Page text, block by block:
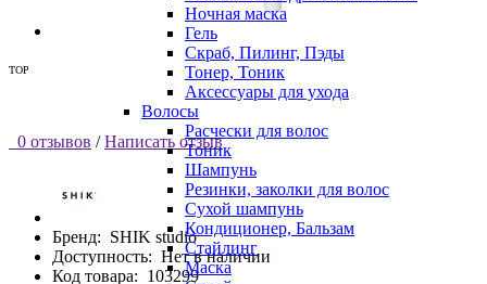
Ночная маска
Гель
Скраб, Пилинг, Пэды
Тонер, Тоник
Аксессуары для ухода
Волосы
Расчески для волос
Тоник
Шампунь
Резинки, заколки для волос
Сухой шампунь
Кондиционер, Бальзам
Стайлинг
Маска
TOP
0 отзывов / Написать отзыв
Бренд: SHIK studio
Доступность: Нет в наличии
Код товара: 103299